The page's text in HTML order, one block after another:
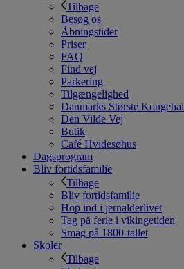
Tilbage
Besøg os
Åbningstider
Priser
FAQ
Find vej
Parkering
Tilgængelighed
Danmarks Største Kongehal
Den Vilde Vej
Butik
Café Hvidesøhus
Dagsprogram
Bliv fortidsfamilie
Tilbage
Bliv fortidsfamilie
Hop ind i jernalderlivet
Tag på ferie i vikingetiden
Smag på 1800-tallet
Skoler
Tilbage